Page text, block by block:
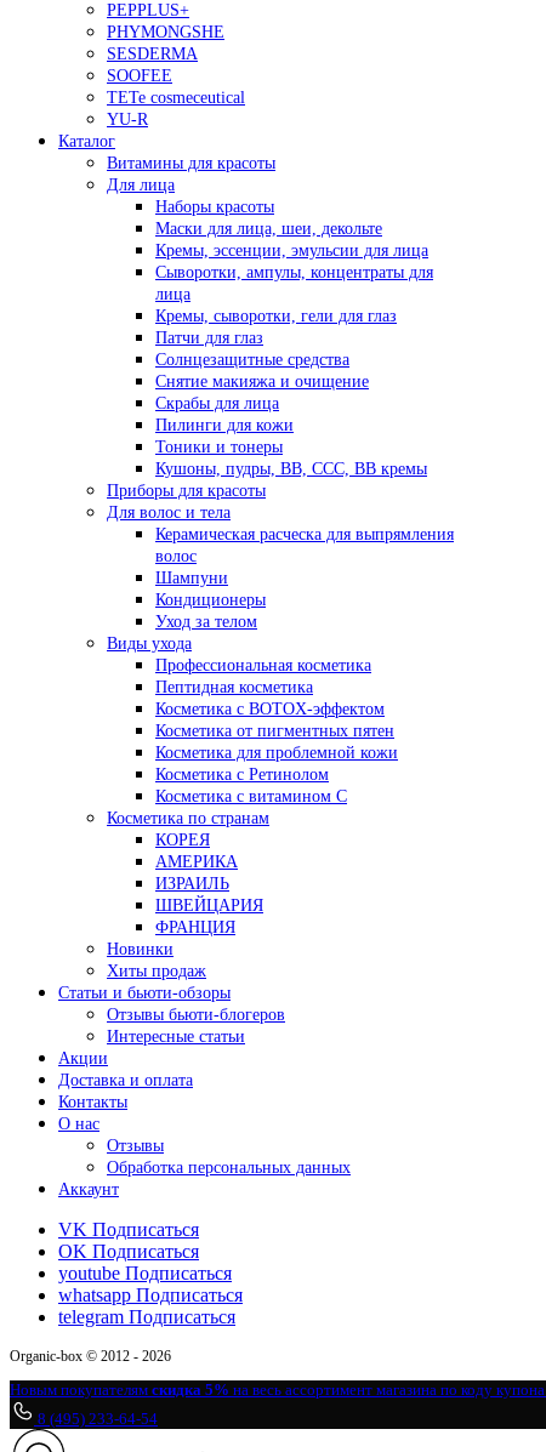
PEPPLUS+
PHYMONGSHE
SESDERMA
SOOFEE
TETe cosmeceutical
YU-R
Каталог
Витамины для красоты
Для лица
Наборы красоты
Маски для лица, шеи, декольте
Кремы, эссенции, эмульсии для лица
Сыворотки, ампулы, концентраты для
лица
Кремы, сыворотки, гели для глаз
Патчи для глаз
Солнцезащитные средства
Снятие макияжа и очищение
Скрабы для лица
Пилинги для кожи
Тоники и тонеры
Кушоны, пудры, ВВ, ССС, ВВ кремы
Приборы для красоты
Для волос и тела
Керамическая расческа для выпрямления
волос
Шампуни
Кондиционеры
Уход за телом
Виды ухода
Профессиональная косметика
Пептидная косметика
Косметика с BOTOX-эффектом
Косметика от пигментных пятен
Косметика для проблемной кожи
Косметика с Ретинолом
Косметика с витамином С
Косметика по странам
КОРЕЯ
АМЕРИКА
ИЗРАИЛЬ
ШВЕЙЦАРИЯ
ФРАНЦИЯ
Новинки
Хиты продаж
Статьи и бьюти-обзоры
Отзывы бьюти-блогеров
Интересные статьи
Акции
Доставка и оплата
Контакты
О нас
Отзывы
Обработка персональных данных
Аккаунт
VK Подписаться
OK Подписаться
youtube Подписаться
whatsapp Подписаться
telegram Подписаться
Organic-box © 2012 - 2026
Новым покупателям скидка 5% на весь ассортимент магазина по коду купона
8 (495) 233-64-54